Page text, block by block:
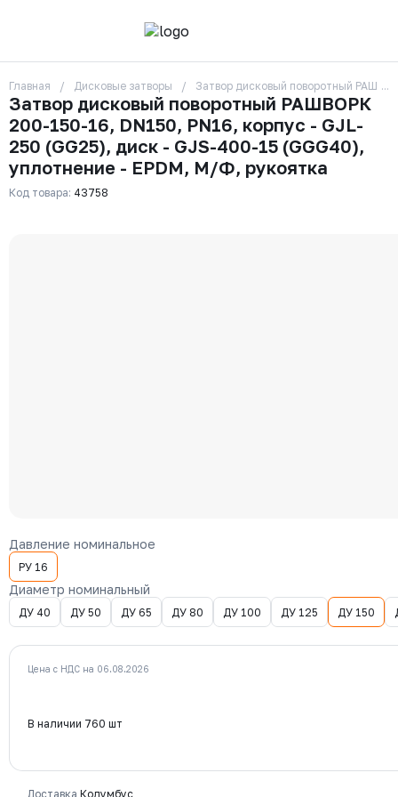
О компании
Контакты
Бренды
Отзывы
Сотрудники
Вакансии
Доставка
Главная Дисковые затворы Затвор дисковый поворотный
Затвор дисковый поворотный РАШВОРК
200-150-16, DN150, PN16, корпус - GJL-
250 (GG25), диск - GJS-400-15 (GGG40),
уплотнение - EPDM, М/Ф, рукоятка
Код товара: 43758
Давление номинальное
РУ 16
Диаметр номинальный
ДУ 40 ДУ 50 ДУ 65 ДУ 80 ДУ 100 ДУ 125 ДУ 150
Цена с НДС на 06.08.2026
В наличии 760 шт
Доставка Колумбус